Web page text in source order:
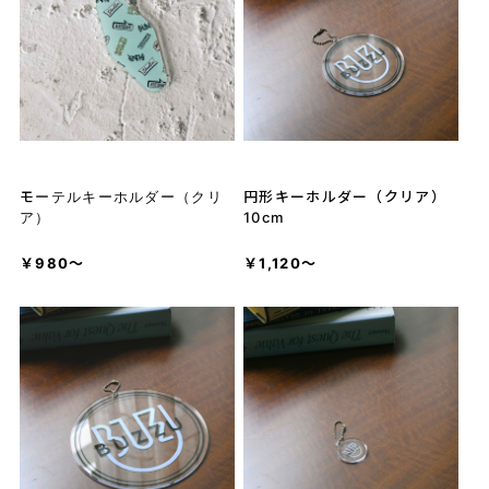
モーテルキーホルダー（クリ
ア）
￥980～
円形キーホルダー（クリア）
10cm
￥1,120～